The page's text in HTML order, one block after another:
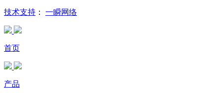
技术支持 ： 一瞬网络
首页
产品